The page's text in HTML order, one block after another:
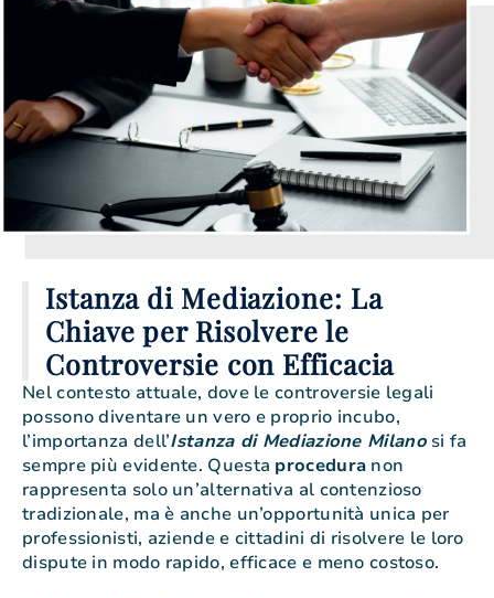
Istanza di Mediazione: La
Chiave per Risolvere le
Controversie con Efficacia
Nel contesto attuale, dove le controversie legali
possono diventare un vero e proprio incubo,
l’importanza dell’Istanza di Mediazione Milanosi fa
sempre più evidente. Questa procedura non
rappresenta solo un’alternativa al contenzioso
tradizionale, ma è anche un’opportunità unica per
professionisti, aziende e cittadini di risolvere le loro
dispute in modo rapido, efficace e meno costoso.